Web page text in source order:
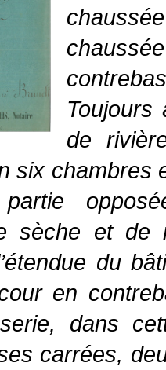
Toujours
de
six chambres
sèche et de
du
en
dans
carrées,